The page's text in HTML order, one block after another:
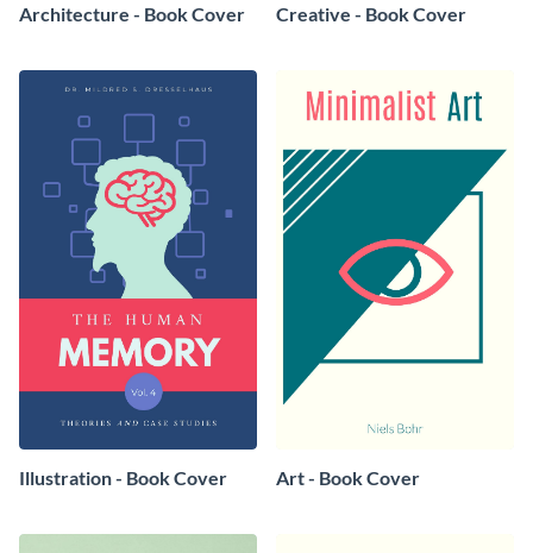
Architecture - Book Cover Creative - Book Cover
Illustration - Book Cover Art - Book Cover